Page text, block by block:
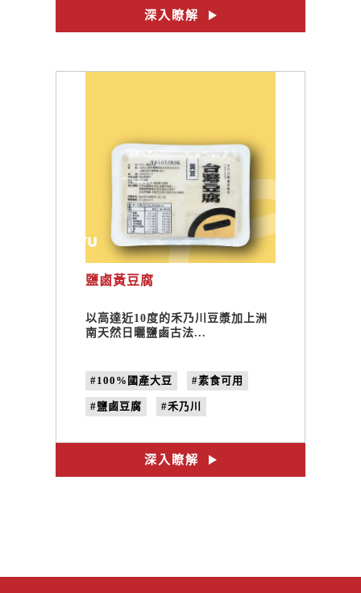
深入瞭解
鹽鹵黃豆腐
以高達近10度的禾乃川豆漿加上洲
南天然日曬鹽鹵古法...
#100%國產大豆 #素食可用
#鹽鹵豆腐 #禾乃川
#文創設計
深入瞭解